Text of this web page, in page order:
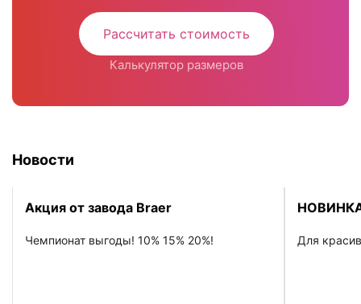
Рассчитать стоимость
Калькулятор размеров
Новости
Акция от завода Braer
Чемпионат выгоды! 10% 15% 20%! Для